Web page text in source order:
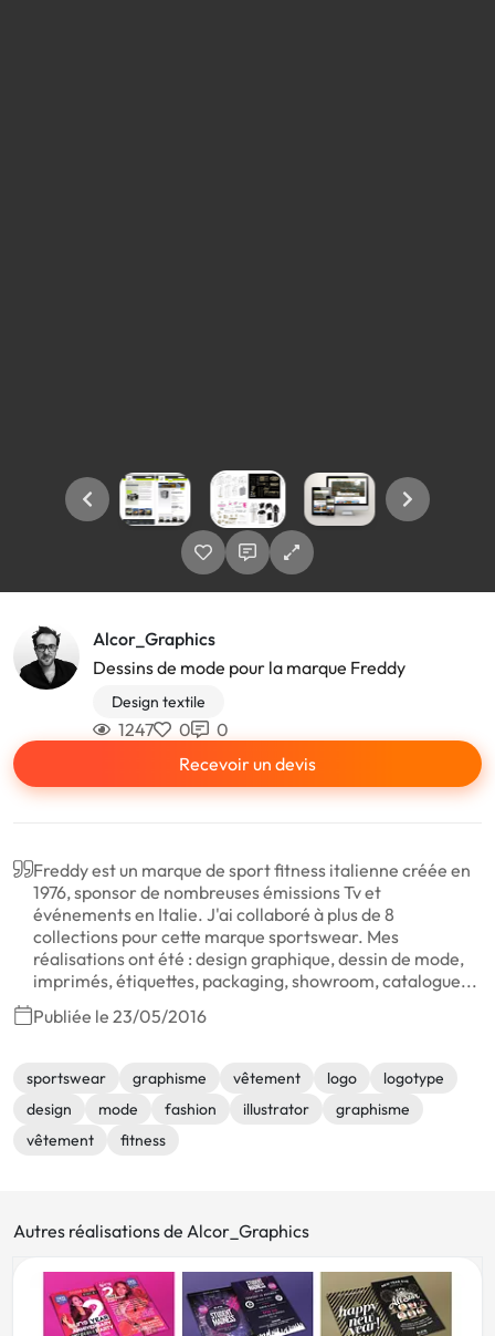
Alcor_Graphics
Dessins de mode pour la marque Freddy
Design textile
1247 0
0
Recevoir un devis
Freddy est un marque de sport fitness italienne créée en
1976, sponsor de nombreuses émissions Tv et
événements en Italie. J'ai collaboré à plus de 8
collections pour cette marque sportswear. Mes
réalisations ont été : design graphique, dessin de mode,
imprimés, étiquettes, packaging, showroom, catalogue...
Publiée le 23/05/2016
sportswear graphisme vêtement logo
logotype
design
mode fashion illustrator
graphisme
vêtement
fitness
Autres réalisations de Alcor_Graphics